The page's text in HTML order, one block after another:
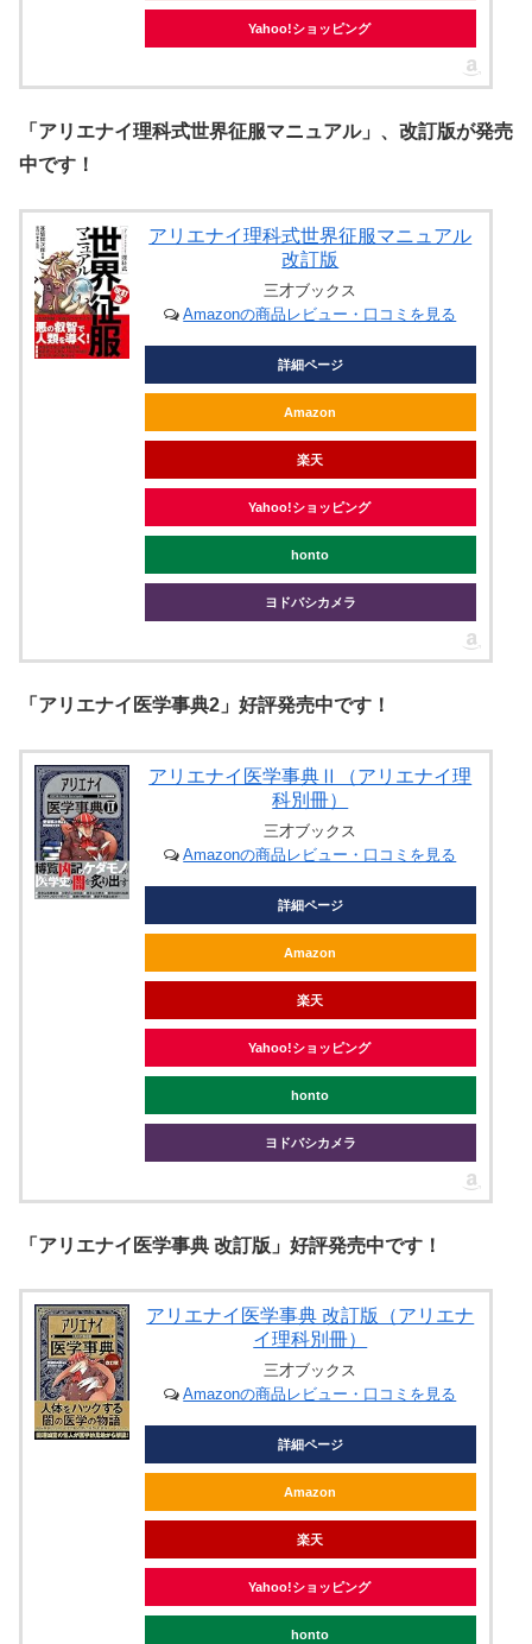
Yahoo!ショッピング
「アリエナイ理科式世界征服マニュアル」、改訂版が発売
中です！
アリエナイ理科式世界征服マニュアル
改訂版
三才ブックス
Amazonの商品レビュー・口コミを見る
詳細ページ
Amazon
楽天
Yahoo!ショッピング
honto
ヨドバシカメラ
「アリエナイ医学事典2」好評発売中です！
アリエナイ医学事典Ⅱ（アリエナイ理
科別冊）
三才ブックス
Amazonの商品レビュー・口コミを見る
詳細ページ
Amazon
楽天
Yahoo!ショッピング
honto
ヨドバシカメラ
「アリエナイ医学事典 改訂版」好評発売中です！
アリエナイ医学事典 改訂版（アリエナ
イ理科別冊）
三才ブックス
Amazonの商品レビュー・口コミを見る
詳細ページ
Amazon
楽天
Yahoo!ショッピング
honto